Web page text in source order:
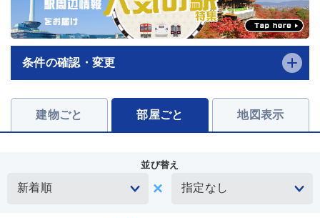
条件の確認・変更
建物ごと 部屋ごと 地図表示
並び替え